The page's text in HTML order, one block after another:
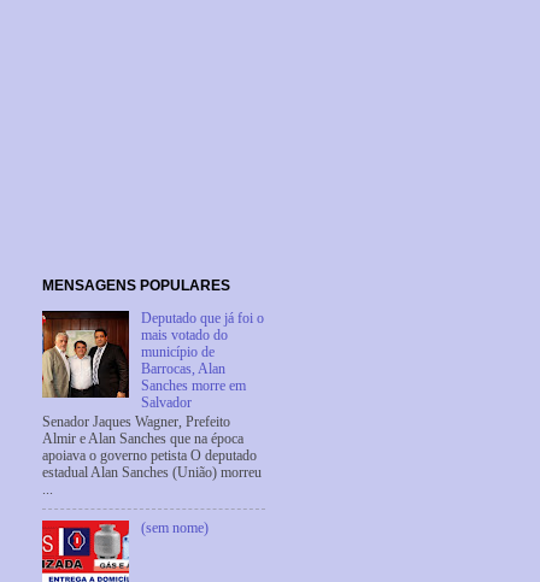
MENSAGENS POPULARES
Deputado que já foi o
mais votado do
município de
Barrocas, Alan
Sanches morre em
Salvador
Senador Jaques Wagner, Prefeito
Almir e Alan Sanches que na época
apoiava o governo petista O deputado
estadual Alan Sanches (União) morreu
...
(sem nome)